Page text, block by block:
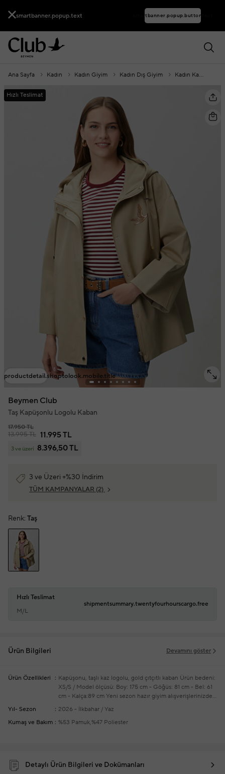
smartbanner.popup.text smartbanner.popup.buttontext
Hızlı Teslimat
Ana Sayfa Kadın Kadın Giyim Kadın Dış Giyim Kadın Kaban
productdetail.shoptolook.mobile.title
Beymen Club
Taş Kapüşonlu Logolu Kaban
17.950 TL
13.995 TL 11.995 TL
3 ve üzeri 8.396,50 TL
3 ve Üzeri +%30 İndirim
TÜM KAMPANYALAR (2)
Renk: Taş
Hızlı Teslimat
M/L
shipmentsummary.twentyfourhourscargo.free
Ürün Bilgileri Devamını göster
Ürün Özellikleri Kapüşonu, taşlı kaz logolu, gold çıtçıtlı kaban Ürün bedeni:
XS/S / Model ölçüsü: Boy: 175 cm - Göğüs: 81 cm - Bel: 61
cm - Kalça:89 cm Yeni sezon hazır giyim alışverişlerinizde
ücretsiz tadilat yapılmaktadır
Yıl- Sezon
2026 - İlkbahar / Yaz
Kumaş ve Bakım
%53 Pamuk,%47 Poliester
Detaylı Ürün Bilgileri ve Dokümanları